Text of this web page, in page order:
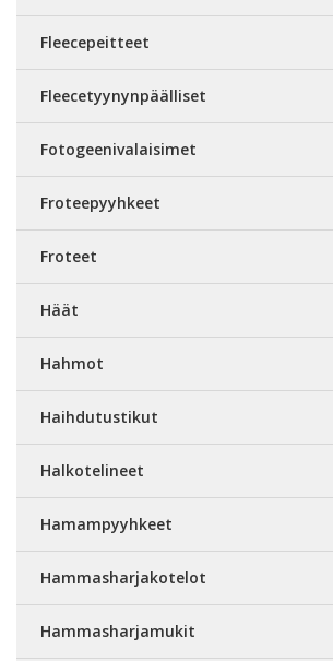
Fleecepeitteet
Fleecetyynynpäälliset
Fotogeenivalaisimet
Froteepyyhkeet
Froteet
Häät
Hahmot
Haihdutustikut
Halkotelineet
Hamampyyhkeet
Hammasharjakotelot
Hammasharjamukit